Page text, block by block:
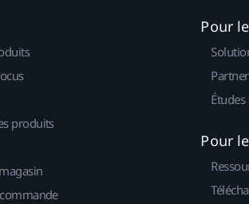
produits
Pour
Études
Pour